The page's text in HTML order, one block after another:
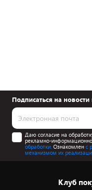
Подписаться на
Даю согласие на
рекламно-
обработки. Ознакомлен с
механизмом их
Клуб